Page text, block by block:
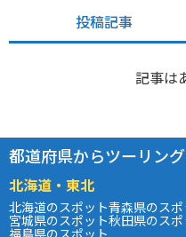
投稿記事
記事は
都道府県からツーリン
北海道・東北
北海道のスポット青森県のスポ
宮城県のスポット秋田県のスポ
福島県のスポット